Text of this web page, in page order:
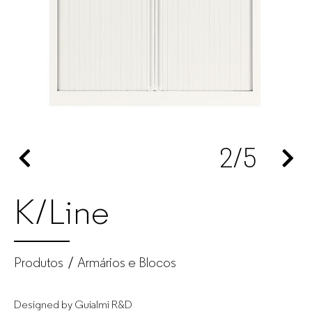
2/5
K/Line
Produtos Armários e Blocos
Designed by Guialmi R&D